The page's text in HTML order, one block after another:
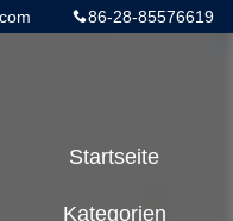
86-28-85576619
Startseite
Kategorien